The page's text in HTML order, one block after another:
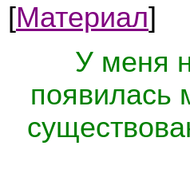
[Материал]
У меня
появилась